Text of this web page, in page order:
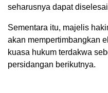
seharusnya dapat
Sementara itu, majelis
akan mempertimbangkan
kuasa hukum terdakwa
persidangan berikutnya.